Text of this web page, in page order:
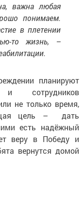
важна любая
понимаем.
в плетении
то жизнь, –
планируют
сотрудников
не только время,
цель – дать
есть надёжный
веру в Победу и
вернутся домой